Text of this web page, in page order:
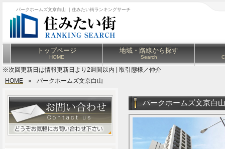
パークホームズ文京白山 ｜住みたい街ランキングサーチ
トップページ
HOME
地域・路線から探す
Search
※次回更新日は情報更新日より2週間以内 | 取引態様／仲介
HOME
» パークホームズ文京白山
パークホームズ文京白山